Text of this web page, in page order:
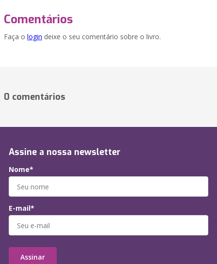
Comentários
Faça o login deixe o seu comentário sobre o livro.
0 comentários
Assine a nossa newsletter
Nome*
E-mail*
Assinar